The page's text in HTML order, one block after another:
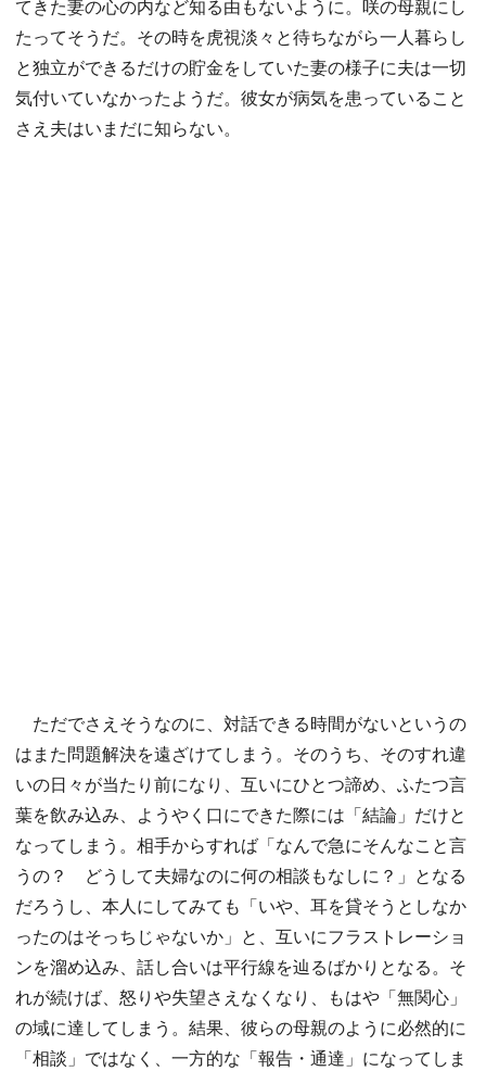
てきた妻の心の内など知る由もないように。咲の母親にし
たってそうだ。その時を虎視淡々と待ちながら一人暮らし
と独立ができるだけの貯金をしていた妻の様子に夫は一切
気付いていなかったようだ。彼女が病気を患っていること
さえ夫はいまだに知らない。
ただでさえそうなのに、対話できる時間がないというの
はまた問題解決を遠ざけてしまう。そのうち、そのすれ違
いの日々が当たり前になり、互いにひとつ諦め、ふたつ言
葉を飲み込み、ようやく口にできた際には「結論」だけと
なってしまう。相手からすれば「なんで急にそんなこと言
うの？ どうして夫婦なのに何の相談もなしに？」となる
だろうし、本人にしてみても「いや、耳を貸そうとしなか
ったのはそっちじゃないか」と、互いにフラストレーショ
ンを溜め込み、話し合いは平行線を辿るばかりとなる。そ
れが続けば、怒りや失望さえなくなり、もはや「無関心」
の域に達してしまう。結果、彼らの母親のように必然的に
「相談」ではなく、一方的な「報告・通達」になってしま